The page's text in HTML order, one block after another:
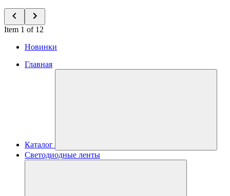
Item 1 of 12
Новинки
Главная
Каталог
Светодиодные ленты